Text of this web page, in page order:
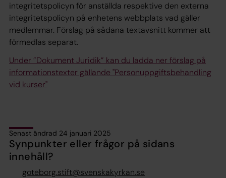
integritetspolicyn för anställda respektive den externa
integritetspolicyn på enhetens webbplats vad gäller
medlemmar. Förslag på sådana textavsnitt kommer att
förmedlas separat.
Under ”Dokument Juridik” kan du ladda ner förslag på
informationstexter gällande "Personuppgiftsbehandling
vid kurser"
Senast ändrad 24 januari 2025
Synpunkter eller frågor på sidans
innehåll?
goteborg.stift@svenskakyrkan.se